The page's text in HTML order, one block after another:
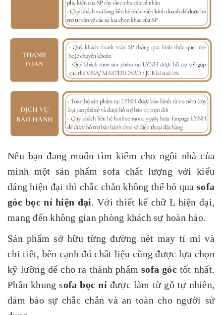
Nếu bạn đang muốn tìm kiếm cho ngôi nhà của
mình một sản phẩm sofa chất lượng với kiểu
dáng hiện đại thì chắc chắn không thể bỏ qua sofa
góc bọc nỉ hiện đại. Với thiết kế chữ L hiện đại,
mang đến không gian phòng khách sự hoàn hảo.
Sản phẩm sở hữu từng đường nét may tỉ mỉ và
chi tiết, bên cạnh đó chất liệu cũng được lựa chọn
kỹ lưỡng để cho ra thành phẩmsofa góctốt nhất.
Phần khung sofa bọc nỉ được làm từ gỗ tự nhiên,
đảm bảo sự chắc chắn và an toàn cho người sử